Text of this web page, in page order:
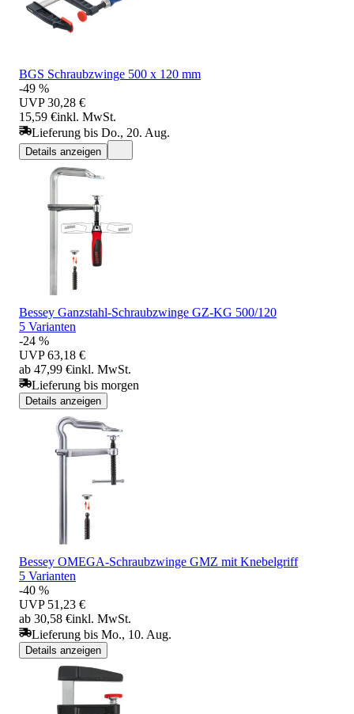
BGS Schraubzwinge 500 x 120 mm
-49 %
UVP 30,28 €
15,59 €inkl. MwSt.
Lieferung bis Do., 20. Aug.
Details anzeigen
Bessey Ganzstahl-Schraubzwinge GZ-KG 500/120
5 Varianten
-24 %
UVP 63,18 €
ab 47,99 €inkl. MwSt.
Lieferung bis morgen
Details anzeigen
Bessey OMEGA-Schraubzwinge GMZ mit Knebelgriff
5 Varianten
-40 %
UVP 51,23 €
ab 30,58 €inkl. MwSt.
Lieferung bis Mo., 10. Aug.
Details anzeigen